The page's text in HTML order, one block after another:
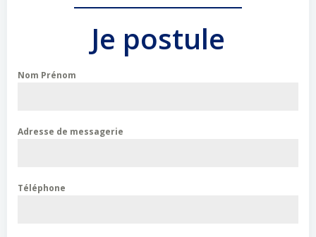
Je postule
Nom Prénom
Adresse de messagerie
Téléphone